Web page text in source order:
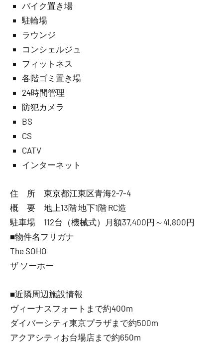
バイク置き場
駐輪場
ラウンジ
コンシェルジュ
フィットネス
各階ゴミ置き場
24時間管理
防犯カメラ
BS
CS
CATV
インターネット
住 所 東京都江東区青海2-7-4
概 要 地上13階 地下1階 RC造
駐車場 112台（機械式）月額37,400円～41,800円
■物件名フリガナ
The SOHO
ザ ソーホー
■近隣周辺施設情報
ヴィーナスフォートまで約400m
ダイバーシティ東京プラザまで約500m
アクアシティお台場店まで約650m